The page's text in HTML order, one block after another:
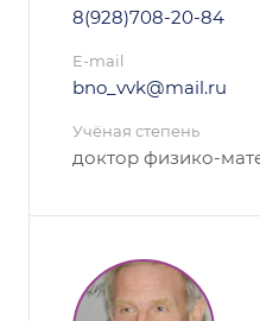
8(928)708-20-84
E-mail
bno_vvk@mail.ru
Учёная степень
доктор физико-